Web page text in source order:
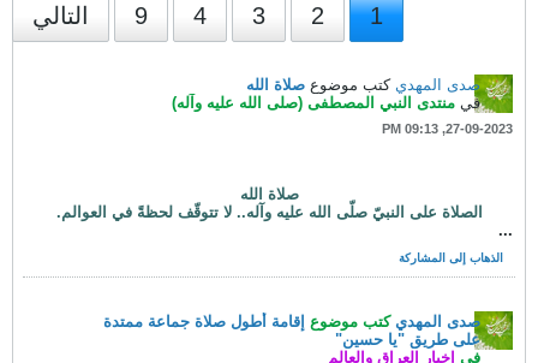
1
2
3
4
9 التالي
صدى المهدي كتب موضوع صلاة الله
في منتدى النبي المصطفى (صلى الله عليه وآله)
27-09-2023, 09:13 PM
صلاة الله
الصلاة على النبيّ صلّى الله عليه وآله.. لا تتوقّف لحظةً في العوالم.
...
الذهاب إلى المشاركة
صدى المهدي كتب موضوع إقامة أطول صلاة جماعة ممتدة
على طريق "يا حسين"
في اخبار العراق والعالم